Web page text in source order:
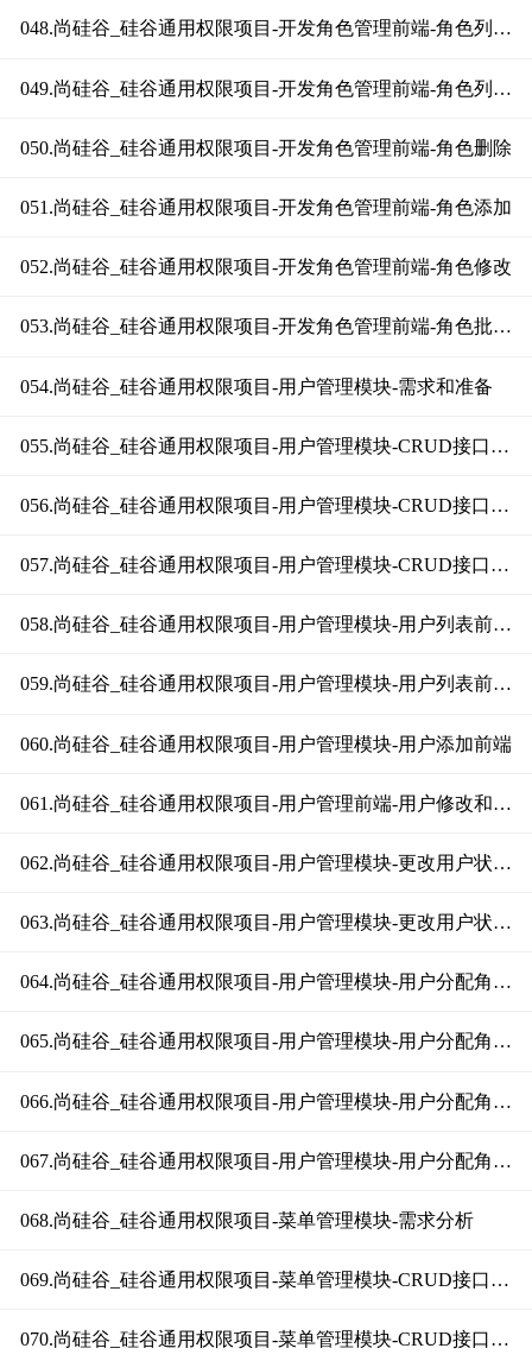
048.尚硅谷_硅谷通用权限项目-开发角色管理前端-角色列表（添加分页条）
049.尚硅谷_硅谷通用权限项目-开发角色管理前端-角色列表（添加搜索条件）
050.尚硅谷_硅谷通用权限项目-开发角色管理前端-角色删除
051.尚硅谷_硅谷通用权限项目-开发角色管理前端-角色添加
052.尚硅谷_硅谷通用权限项目-开发角色管理前端-角色修改
053.尚硅谷_硅谷通用权限项目-开发角色管理前端-角色批量删除
054.尚硅谷_硅谷通用权限项目-用户管理模块-需求和准备
055.尚硅谷_硅谷通用权限项目-用户管理模块-CRUD接口编写（上）
056.尚硅谷_硅谷通用权限项目-用户管理模块-CRUD接口编写（中）
057.尚硅谷_硅谷通用权限项目-用户管理模块-CRUD接口编写（下）
058.尚硅谷_硅谷通用权限项目-用户管理模块-用户列表前端（上）
059.尚硅谷_硅谷通用权限项目-用户管理模块-用户列表前端（下）
060.尚硅谷_硅谷通用权限项目-用户管理模块-用户添加前端
061.尚硅谷_硅谷通用权限项目-用户管理前端-用户修改和删除
062.尚硅谷_硅谷通用权限项目-用户管理模块-更改用户状态接口
063.尚硅谷_硅谷通用权限项目-用户管理模块-更改用户状态前端
064.尚硅谷_硅谷通用权限项目-用户管理模块-用户分配角色分析
065.尚硅谷_硅谷通用权限项目-用户管理模块-用户分配角色接口（上）
066.尚硅谷_硅谷通用权限项目-用户管理模块-用户分配角色接口（下）
067.尚硅谷_硅谷通用权限项目-用户管理模块-用户分配角色前端
068.尚硅谷_硅谷通用权限项目-菜单管理模块-需求分析
069.尚硅谷_硅谷通用权限项目-菜单管理模块-CRUD接口编写（增删改）
070.尚硅谷_硅谷通用权限项目-菜单管理模块-CRUD接口编写（列表上）